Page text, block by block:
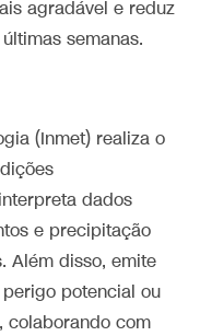
agradável e reduz
semanas.
(Inmet) realiza o
dados
e precipitação
Além disso, emite
potencial ou
colaborando com